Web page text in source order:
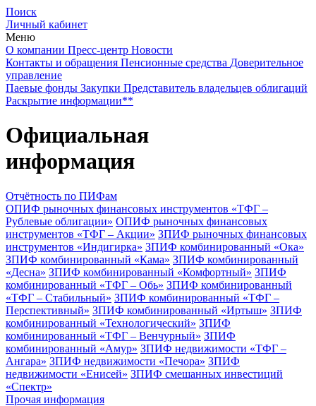
Поиск
Личный кабинет
Меню
О компании Пресс-центр Новости
Контакты и обращения Пенсионные средства Доверительное
управление
Паевые фонды Закупки Представитель владельцев облигаций
Раскрытие информации**
Официальная
информация
Отчётность по ПИФам
ОПИФ рыночных финансовых инструментов «ТФГ –
Рублевые облигации» ОПИФ рыночных финансовых
инструментов «ТФГ – Акции» ЗПИФ рыночных финансовых
инструментов «Индигирка» ЗПИФ комбинированный «Ока»
ЗПИФ комбинированный «Кама» ЗПИФ комбинированный
«Десна» ЗПИФ комбинированный «Комфортный» ЗПИФ
комбинированный «ТФГ – Обь» ЗПИФ комбинированный
«ТФГ – Стабильный» ЗПИФ комбинированный «ТФГ –
Перспективный» ЗПИФ комбинированный «Иртыш» ЗПИФ
комбинированный «Технологический» ЗПИФ
комбинированный «ТФГ – Венчурный» ЗПИФ
комбинированный «Амур» ЗПИФ недвижимости «ТФГ –
Ангара» ЗПИФ недвижимости «Печора» ЗПИФ
недвижимости «Енисей» ЗПИФ смешанных инвестиций
«Спектр»
Прочая информация